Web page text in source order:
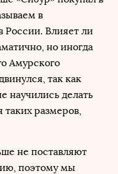
в
России. Влияет ли
но иногда
Амурского
так как
научились делать
размеров,
не поставляют
поэтому мы